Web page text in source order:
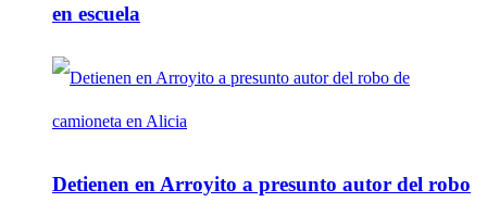
en escuela
Detienen en Arroyito a presunto autor del robo